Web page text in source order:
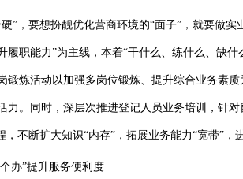
，要想扮靓优化营商环境的“面子”，就要做实
履职能力”为主线，本着“干什么、练什么、缺
锻炼活动以加强多岗位锻炼、提升综合业务素
力。同时，深层次推进登记人员业务培训，针
，不断扩大知识“内存”，拓展业务能力“宽带”，
办”提升服务便利度